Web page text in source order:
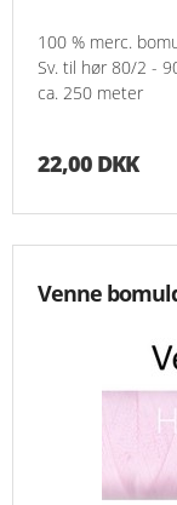
100 % merc.
Sv. til hør 80/2 -
ca. 250 meter
22,00 DKK
Venne